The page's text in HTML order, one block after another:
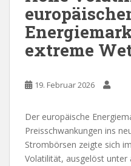
extreme
19. Februar 2026
Der europäische
Preisschwankungen ins
Strombörsen zeigte sich
Volatilität, ausgelöst unter